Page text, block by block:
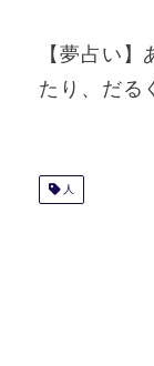
【夢占い
たり、だる
人